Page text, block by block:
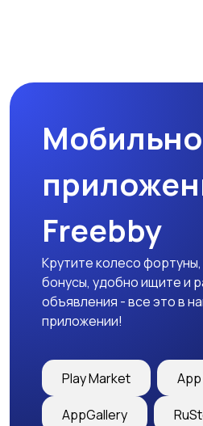
Столы и стулья
Шкафы и комоды
Freebby
Крутите колесо
бонусы, удобно ищите и
объявления - все это в
приложении!
Play Market
AppGallery